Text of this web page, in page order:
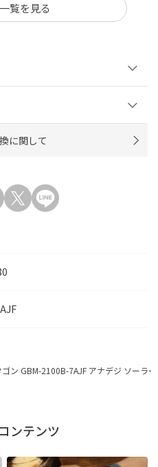
覧を見る
に関して
ゴン GBM-2100B-7AJF アナデジ ソーラ
ンテンツ